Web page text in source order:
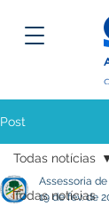
Post
Todas notícias
Todas notícias
Assessoria
19 de fev. de